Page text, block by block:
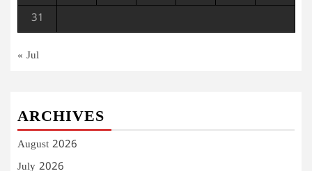
31
« Jul
ARCHIVES
August 2026
July 2026